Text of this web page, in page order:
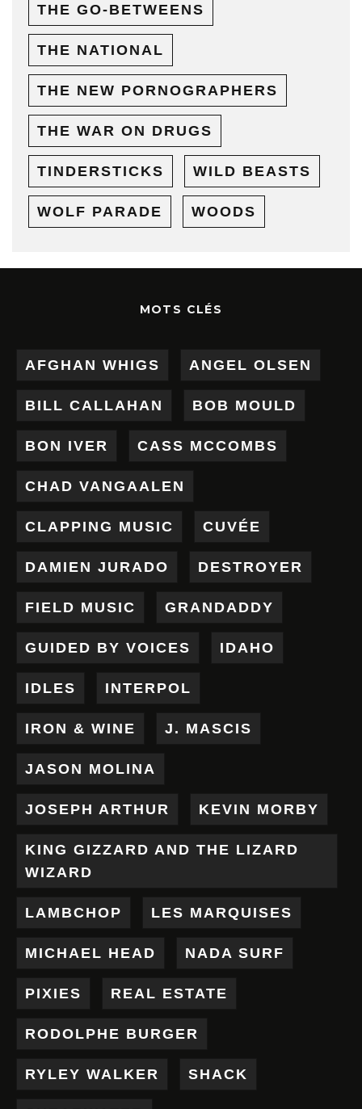
THE GO-BETWEENS
THE NATIONAL
THE NEW PORNOGRAPHERS
THE WAR ON DRUGS
TINDERSTICKS WILD BEASTS
WOLF PARADE WOODS
MOTS CLÉS
AFGHAN WHIGS ANGEL OLSEN
BILL CALLAHAN BOB MOULD
BON IVER CASS MCCOMBS
CHAD VANGAALEN
CLAPPING MUSIC CUVÉE
DAMIEN JURADO DESTROYER
FIELD MUSIC GRANDADDY
GUIDED BY VOICES IDAHO
IDLES INTERPOL
IRON & WINE J. MASCIS
JASON MOLINA
JOSEPH ARTHUR KEVIN MORBY
KING GIZZARD AND THE LIZARD
WIZARD
LAMBCHOP LES MARQUISES
MICHAEL HEAD NADA SURF
PIXIES REAL ESTATE
RODOLPHE BURGER
RYLEY WALKER SHACK